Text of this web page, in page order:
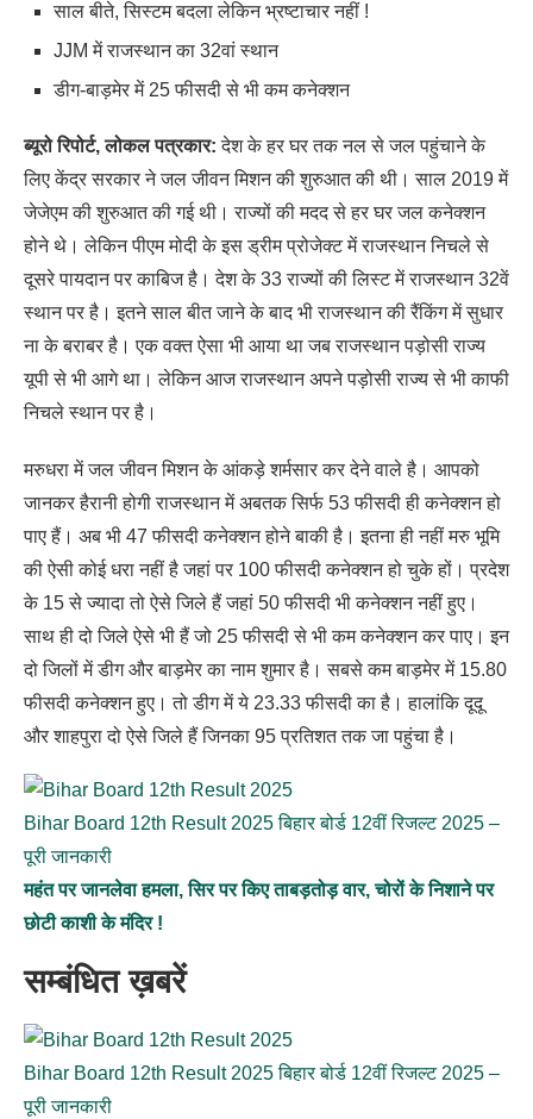
साल बीते, सिस्टम बदला लेकिन भ्रष्टाचार नहीं !
JJM में राजस्थान का 32वां स्थान
डीग-बाड़मेर में 25 फीसदी से भी कम कनेक्शन
ब्यूरो रिपोर्ट, लोकल पत्रकार: देश के हर घर तक नल से जल पहुंचाने के
लिए केंद्र सरकार ने जल जीवन मिशन की शुरुआत की थी। साल 2019 में
जेजेएम की शुरुआत की गई थी। राज्यों की मदद से हर घर जल कनेक्शन
होने थे। लेकिन पीएम मोदी के इस ड्रीम प्रोजेक्ट में राजस्थान निचले से
दूसरे पायदान पर काबिज है। देश के 33 राज्यों की लिस्ट में राजस्थान 32वें
स्थान पर है। इतने साल बीत जाने के बाद भी राजस्थान की रैंकिंग में सुधार
ना के बराबर है। एक वक्त ऐसा भी आया था जब राजस्थान पड़ोसी राज्य
यूपी से भी आगे था। लेकिन आज राजस्थान अपने पड़ोसी राज्य से भी काफी
निचले स्थान पर है।
मरुधरा में जल जीवन मिशन के आंकड़े शर्मसार कर देने वाले है। आपको
जानकर हैरानी होगी राजस्थान में अबतक सिर्फ 53 फीसदी ही कनेक्शन हो
पाए हैं। अब भी 47 फीसदी कनेक्शन होने बाकी है। इतना ही नहीं मरु भूमि
की ऐसी कोई धरा नहीं है जहां पर 100 फीसदी कनेक्शन हो चुके हों। प्रदेश
के 15 से ज्यादा तो ऐसे जिले हैं जहां 50 फीसदी भी कनेक्शन नहीं हुए।
साथ ही दो जिले ऐसे भी हैं जो 25 फीसदी से भी कम कनेक्शन कर पाए। इन
दो जिलों में डीग और बाड़मेर का नाम शुमार है। सबसे कम बाड़मेर में 15.80
फीसदी कनेक्शन हुए। तो डीग में ये 23.33 फीसदी का है। हालांकि दूदू
और शाहपुरा दो ऐसे जिले हैं जिनका 95 प्रतिशत तक जा पहुंचा है।
Bihar Board 12th Result 2025 बिहार बोर्ड 12वीं रिजल्ट 2025 –
पूरी जानकारी
महंत पर जानलेवा हमला, सिर पर किए ताबड़तोड़ वार, चोरों के निशाने पर
छोटी काशी के मंदिर !
सम्बंधित ख़बरें
Bihar Board 12th Result 2025 बिहार बोर्ड 12वीं रिजल्ट 2025 –
पूरी जानकारी